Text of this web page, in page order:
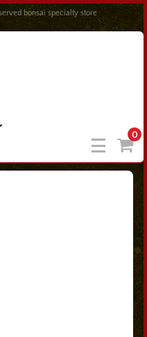
bonsai specialty store
0